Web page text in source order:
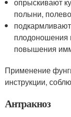
опрыскивают
полыни,
плодоношения
повышения
Применение
инструкции,
Антракноз